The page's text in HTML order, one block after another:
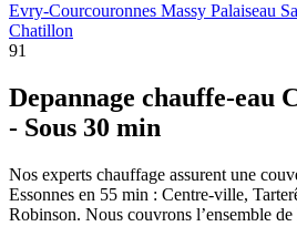
Evry-Courcouronnes Massy Palaiseau
Chatillon
91
Depannage chauffe-eau
- Sous 30 min
Nos experts chauffage assurent une
Essonnes en 55 min : Centre-ville,
Robinson. Nous couvrons l’ensemble